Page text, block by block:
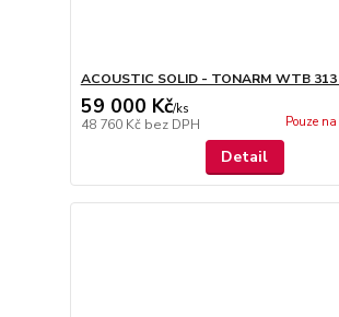
ACOUSTIC SOLID - TONARM WTB 313
59 000 Kč/ks
48 760 Kč bez DPH Pouze
Detail